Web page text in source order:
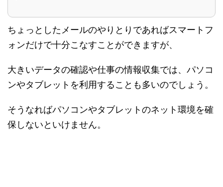
ちょっとしたメールのやりとりであればスマートフ
ォンだけで十分こなすことができますが、
大きいデータの確認や仕事の情報収集では、パソコ
ンやタブレットを利用することも多いのでしょう。
そうなればパソコンやタブレットのネット環境を確
保しないといけません。